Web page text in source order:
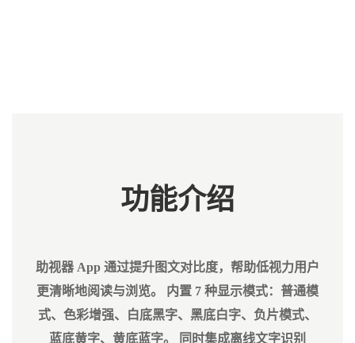
功能介绍
助视器 App 通过提升图文对比度，帮助低视力用户
更清晰地阅读与浏览。 内置 7 种显示模式：普通模
式、色彩增强、白底黑字、黑底白字、负片模式、
蓝底黄字、黄底蓝字。 同时集成离线文字识别